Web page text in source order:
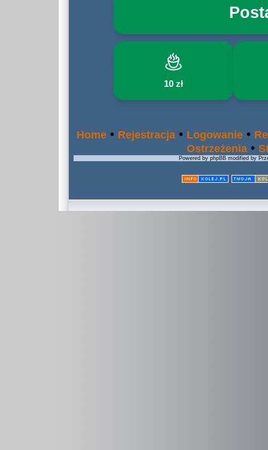
10 zł
Home • Rejestracja • Logowanie •
Ostrzeżenia •
Powered by phpBB modified by